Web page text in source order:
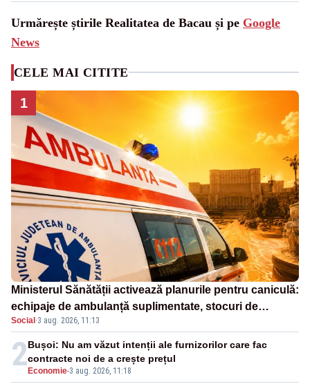
Urmărește știrile Realitatea de Bacau și pe Google
News
CELE MAI CITITE
1
Ministerul Sănătății activează planurile pentru caniculă:
echipaje de ambulanță suplimentate, stocuri de
medicamente verificate și puncte de apă în spațiile
publice
Social ·3 aug. 2026, 11:13
2 Economie-3 aug. 2026, 11:18
Bușoi: Nu am văzut intenții ale furnizorilor care fac
contracte noi de a crește prețul